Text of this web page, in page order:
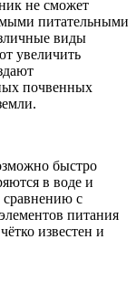
не сможет
питательными
виды
увеличить
почвенных
быстро
в воде и
сравнению с
питания
известен и